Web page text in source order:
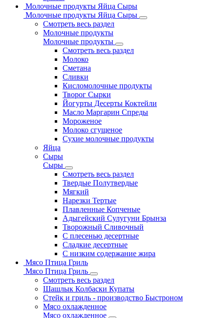
Молочные продукты Яйца Сыры
Молочные продукты Яйца Сыры
Смотреть весь раздел
Молочные продукты
Молочные продукты
Смотреть весь раздел
Молоко
Сметана
Сливки
Кисломолочные продукты
Творог Сырки
Йогурты Десерты Коктейли
Масло Маргарин Спреды
Мороженое
Молоко сгущеное
Сухие молочные продукты
Яйца
Сыры
Сыры
Смотреть весь раздел
Твердые Полутвердые
Мягкий
Нарезки Тертые
Плавленные Копченые
Адыгейский Сулугуни Брынза
Творожный Сливочный
С плесенью десертные
Сладкие десертные
С низким содержание жира
Мясо Птица Гриль
Мясо Птица Гриль
Смотреть весь раздел
Шашлык Колбаски Купаты
Стейк и гриль - производство Быстроном
Мясо охлажденное
Мясо охлажденное